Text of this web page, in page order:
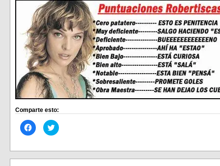
Comparte esto:
Haz
clic
en
(Se
Haz
clic
en
(Se